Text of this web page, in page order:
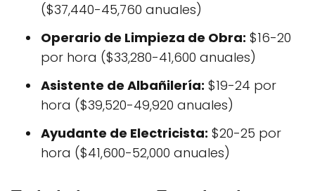
($37,440-45,760 anuales)
Operario de Limpieza de Obra: $16-20
por hora ($33,280-41,600 anuales)
Asistente de Albañilería: $19-24 por
hora ($39,520-49,920 anuales)
Ayudante de Electricista: $20-25 por
hora ($41,600-52,000 anuales)